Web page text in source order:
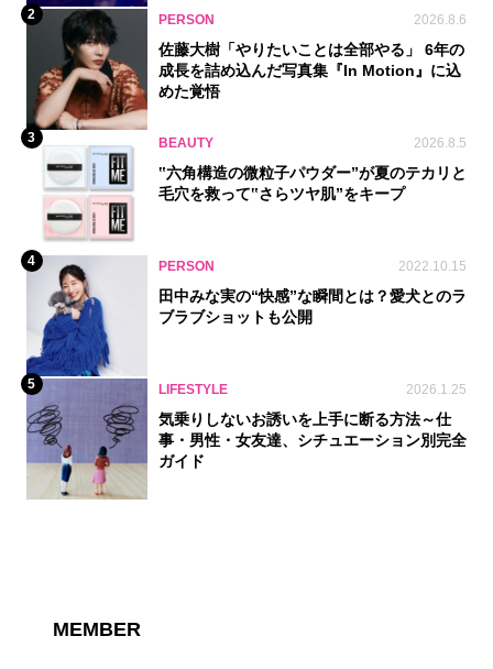
2 PERSON 2026.8.6
佐藤大樹「やりたいことは全部やる」 6年の
成長を詰め込んだ写真集『In Motion』に込
めた覚悟
3 BEAUTY 2026.8.5
‟六角構造の微粒子パウダー”が夏のテカリと
毛穴を救って‟さらツヤ肌”をキープ
4 PERSON 2022.10.15
田中みな実の“快感”な瞬間とは？愛犬とのラ
ブラブショットも公開
5 LIFESTYLE 2026.1.25
気乗りしないお誘いを上手に断る方法～仕
事・男性・女友達、シチュエーション別完全
ガイド
MEMBER